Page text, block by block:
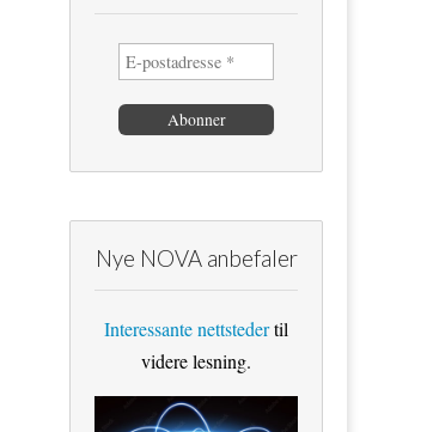
Nye NOVA anbefaler
Interessante nettstedertil
videre lesning.